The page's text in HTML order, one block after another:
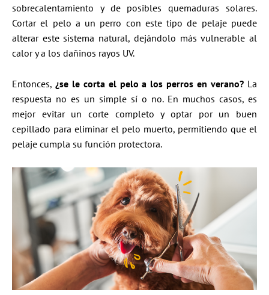
sobrecalentamiento y de posibles quemaduras solares.
Cortar el pelo a un perro con este tipo de pelaje puede
alterar este sistema natural, dejándolo más vulnerable al
calor y a los dañinos rayos UV.
Entonces, ¿se le corta el pelo a los perros en verano? La
respuesta no es un simple sí o no. En muchos casos, es
mejor evitar un corte completo y optar por un buen
cepillado para eliminar el pelo muerto, permitiendo que el
pelaje cumpla su función protectora.